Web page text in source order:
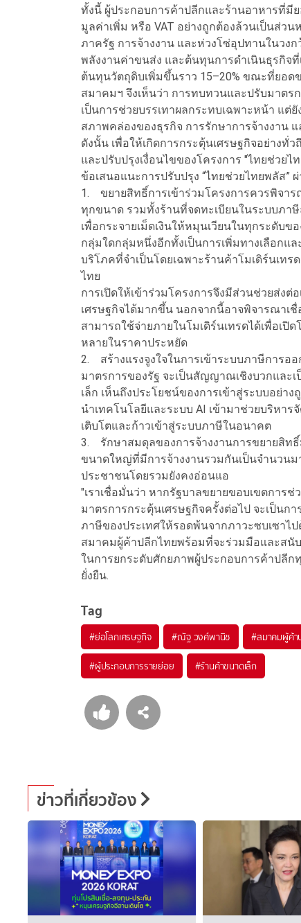
ทั้งนี้ ผู้ประกอบการค้าปลีกและร้านอาหารที่มี
มูลค่าเพิ่ม หรือ VAT อย่างถูกต้องล้วนเป็นส่ว
ภาครัฐ การจ้างงาน และห่วงโซ่อุปทานในวง
พลังงานค่าขนส่ง และต้นทุนการดำเนินธุรกิจ
ต้นทุนวัตถุดิบเพิ่มขึ้นราว 15–20% ขณะที่ยอด
สมาคมฯ จึงเห็นว่า การทบทวนและปรับมาต
เป็นการช่วยบรรเทาผลกระทบเฉพาะหน้า แต่
สภาพคล่องของธุรกิจ การรักษาการจ้างงาน
ดังนั้น เพื่อให้เกิดการกระตุ้นเศรษฐกิจอย่าง
และปรับปรุงเงื่อนไขของโครงการ "ไทยช่วย
ข้อเสนอแนะการปรับปรุง “ไทยช่วยไทยพลัส”
1.
ขยายสิทธิ์การเข้าร่วมโครงการควรพิจา
ทุกขนาด รวมทั้งร้านที่จดทะเบียนในระบบภา
เพื่อกระจายเม็ดเงินให้หมุนเวียนในทุกระดับข
กลุ่มใดกลุ่มหนึ่งอีกทั้งเป็นการเพิ่มทางเลือก
บริโภคที่จำเป็นโดยเฉพาะร้านค้าโมเดิร์นเท
ไทย
การเปิดให้เข้าร่วมโครงการจึงมีส่วนช่วยส่งต่
เศรษฐกิจได้มากขึ้น นอกจากนี้อาจพิจารณาเ
สามารถใช้จ่ายภายในโมเดิร์นเทรดได้เพื่อเ
หลายในราคาประหยัด
2.
สร้างแรงจูงใจในการเข้าระบบภาษีการ
มาตรการของรัฐ จะเป็นสัญญาณเชิงบวกและ
เล็ก เห็นถึงประโยชน์ของการเข้าสู่ระบบอย่า
นำเทคโนโลยีและระบบ AI เข้ามาช่วยบริหา
เติบโตและก้าวเข้าสู่ระบบภาษีในอนาคต
3.
รักษาสมดุลของการจ้างงานการขยายสิท
ขนาดใหญ่ที่มีการจ้างงานรวมกันเป็นจำนวน
ประชาชนโดยรวมยังคงอ่อนแอ
"เราเชื่อมั่นว่า หากรัฐบาลขยายขอบเขตการ
มาตรการกระตุ้นเศรษฐกิจครั้งต่อไป จะเป็นก
ภาษีของประเทศให้รอดพ้นจากภาวะซบเซาไ
สมาคมผู้ค้าปลีกไทยพร้อมที่จะร่วมมือและส
ในการยกระดับศักยภาพผู้ประกอบการค้าปลีก
ยั่งยืน.
Tag
#ย่อโลกเศรษฐกิจ #ณัฐ วงศ์พานิช #สมาคมผู้ค้า
#ผู้ประกอบการรายย่อย #ร้านค้าขนาดเล็ก
ข่าวที่เกี่ยวข้อง